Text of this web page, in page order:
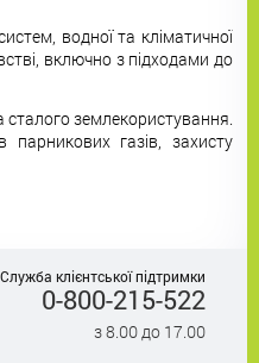
водної та кліматичної
включно з підходами до
сталого землекористування.
газів, захисту
Служба клієнтської підтримки
0-800-215-522
з 8.00 до 17.00